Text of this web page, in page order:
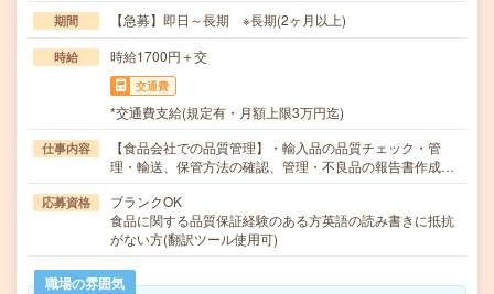
期間 【急募】即日～長期 ※長期(2ヶ月以上)
時給 時給1700円＋交
交通費
*交通費支給(規定有・月額上限3万円迄)
仕事内容
【食品会社での品質管理】・輸入品の品質チェック・管
理・輸送、保管方法の確認、管理・不良品の報告書作成…
応募資格
ブランクOK
食品に関する品質保証経験のある方英語の読み書きに抵抗
がない方(翻訳ツール使用可)
職場の雰囲気